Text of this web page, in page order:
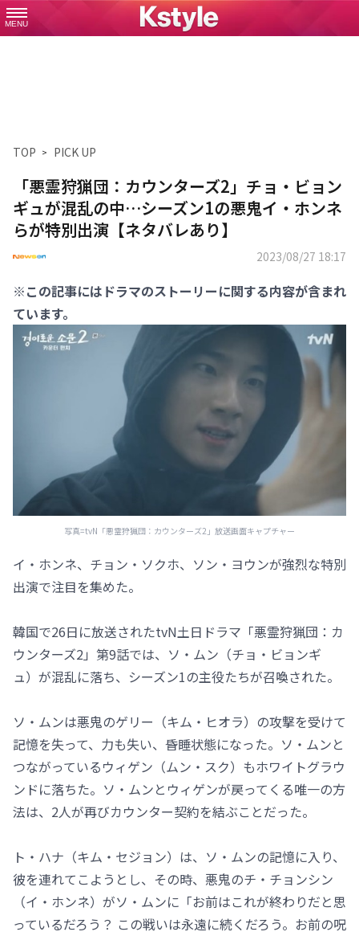
MENU
TOP PICK UP
「悪霊狩猟団：カウンターズ2」チョ・ビョン
ギュが混乱の中…シーズン1の悪鬼イ・ホンネ
らが特別出演【ネタバレあり】
2023/08/27 18:17
※この記事にはドラマのストーリーに関する内容が含まれ
ています。
写真=tvN「悪霊狩猟団：カウンターズ2」放送画面キャプチャー
イ・ホンネ、チョン・ソクホ、ソン・ヨウンが強烈な特別
出演で注目を集めた。
韓国で26日に放送されたtvN土日ドラマ「悪霊狩猟団：カ
ウンターズ2」第9話では、ソ・ムン（チョ・ビョンギ
ュ）が混乱に落ち、シーズン1の主役たちが召喚された。
ソ・ムンは悪鬼のゲリー（キム・ヒオラ）の攻撃を受けて
記憶を失って、力も失い、昏睡状態になった。ソ・ムンと
つながっているウィゲン（ムン・スク）もホワイトグラウ
ンドに落ちた。ソ・ムンとウィゲンが戻ってくる唯一の方
法は、2人が再びカウンター契約を結ぶことだった。
ト・ハナ（キム・セジョン）は、ソ・ムンの記憶に入り、
彼を連れてこようとし、その時、悪鬼のチ・チョンシン
（イ・ホンネ）がソ・ムンに「お前はこれが終わりだと思
っているだろう？ この戦いは永遠に続くだろう。お前の呪